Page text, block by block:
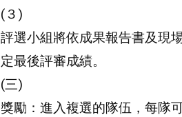
(３)
評選小組將依成果報告書及現
定最後評審成績。
(三)
獎勵：進入複選的隊伍，每隊